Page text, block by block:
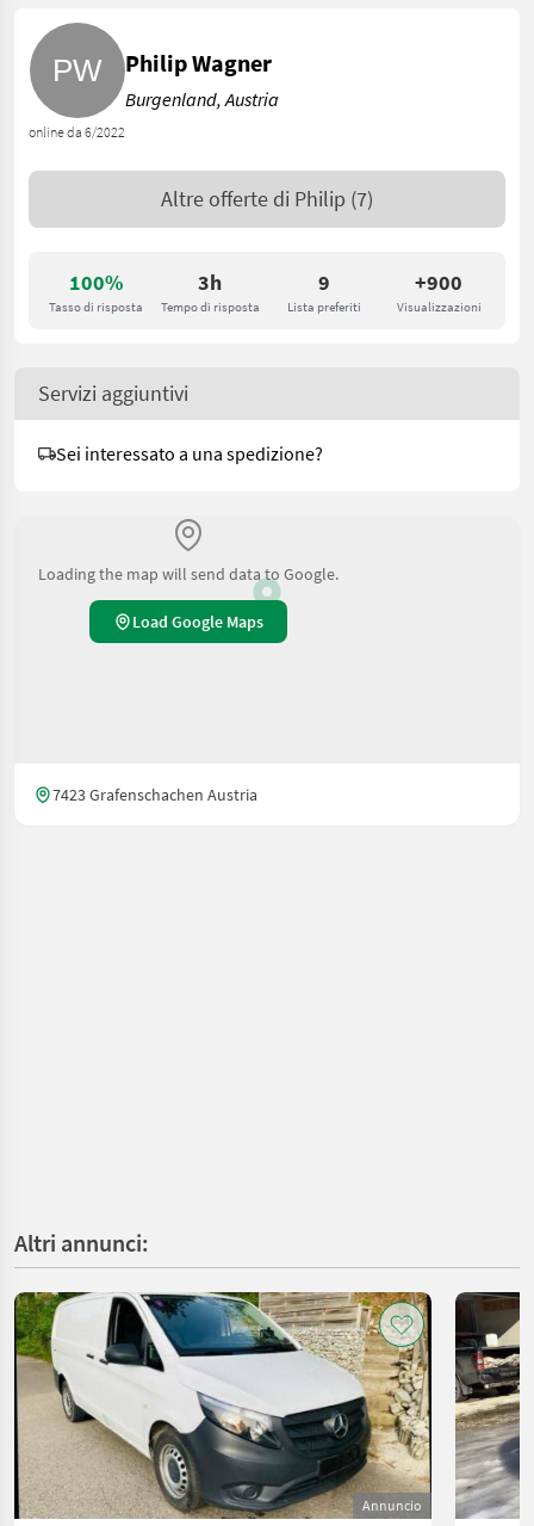
100%
Tasso di risposta
3h
Tempo di risposta
9
Lista preferiti
+900
Visualizzazioni
online da 6/2022
Philip Wagner
Burgenland, Austria
Altre offerte di Philip (7)
Servizi aggiuntivi
Sei interessato a una spedizione?
Loading the map will send data to Google.
Load Google Maps
7423 Grafenschachen Austria
Altri annunci:
Annuncio